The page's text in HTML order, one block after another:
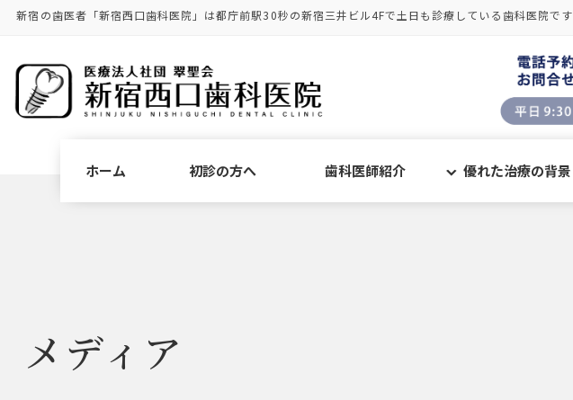
新宿の歯医者「新宿西口歯科医院」は都庁前駅30秒の新宿三井ビル4Fで土日も診療している歯科医院です
ホーム 初診の方へ 歯科医師紹介 優れた治療の背景
メディア